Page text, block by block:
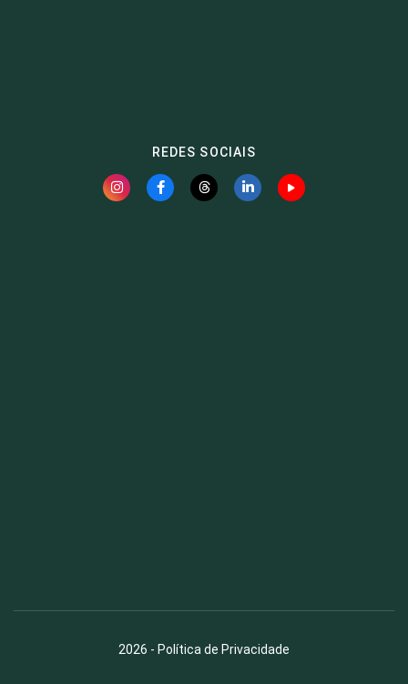
REDES SOCIAIS
2026 - Política de Privacidade